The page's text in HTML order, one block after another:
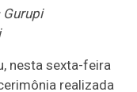
nesta sexta-feira
realizada